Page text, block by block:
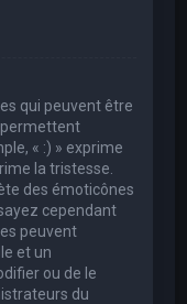
qui peuvent être
permettent
« :) » exprime
la tristesse.
des émoticônes
cependant
peuvent
et un
ou de le
du